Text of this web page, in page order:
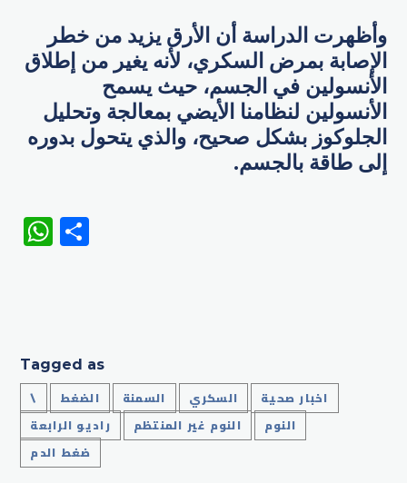
وأظهرت الدراسة أن الأرق يزيد من خطر
الإصابة بمرض السكري، لأنه يغير من إطلاق
الأنسولين في الجسم، حيث يسمح
الأنسولين لنظامنا الأيضي بمعالجة وتحليل
الجلوكوز بشكل صحيح، والذي يتحول بدوره
إلى طاقة بالجسم.
WhatsApp
Tagged as
\ اخبار صحية السكري السمنة
الضغط
النوم
النوم غير المنتظم
راديو الرابعة
ضغط الدم